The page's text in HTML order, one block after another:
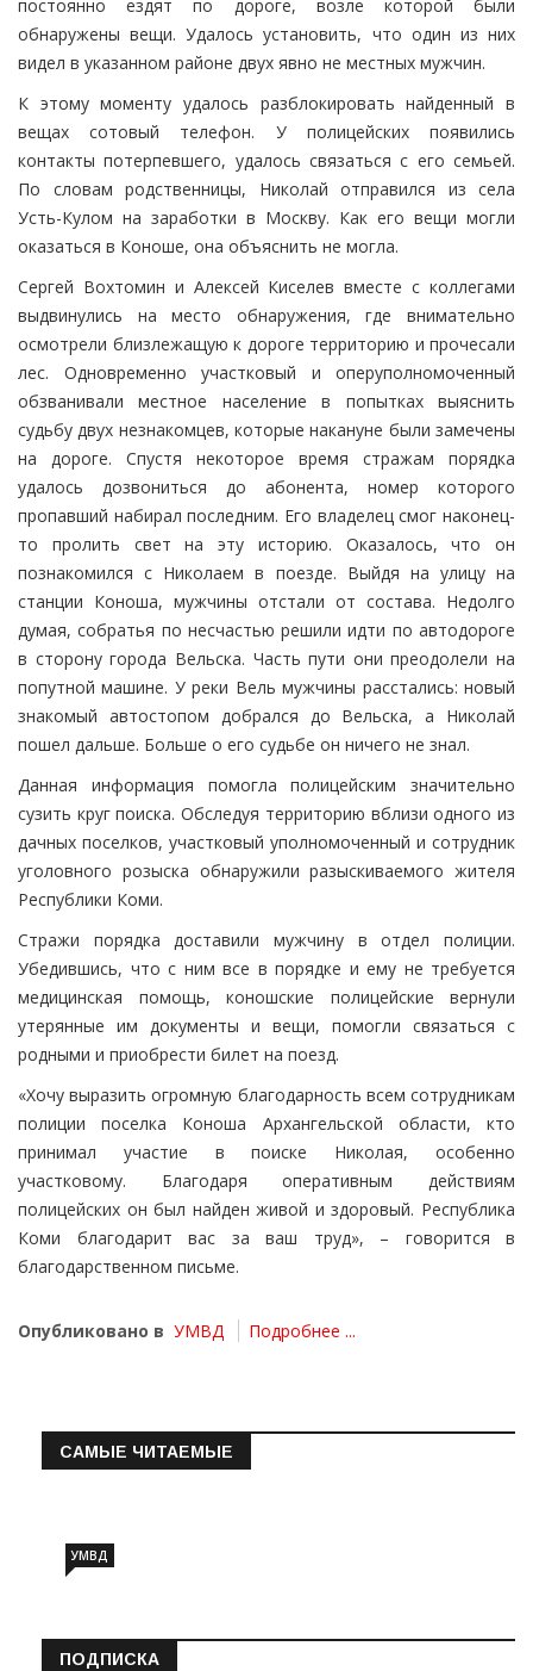
постоянно ездят по дороге, возле которой были
обнаружены вещи. Удалось установить, что один из них
видел в указанном районе двух явно не местных мужчин.
К этому моменту удалось разблокировать найденный в
вещах сотовый телефон. У полицейских появились
контакты потерпевшего, удалось связаться с его семьей.
По словам родственницы, Николай отправился из села
Усть-Кулом на заработки в Москву. Как его вещи могли
оказаться в Коноше, она объяснить не могла.
Сергей Вохтомин и Алексей Киселев вместе с коллегами
выдвинулись на место обнаружения, где внимательно
осмотрели близлежащую к дороге территорию и прочесали
лес. Одновременно участковый и оперуполномоченный
обзванивали местное население в попытках выяснить
судьбу двух незнакомцев, которые накануне были замечены
на дороге. Спустя некоторое время стражам порядка
удалось дозвониться до абонента, номер которого
пропавший набирал последним. Его владелец смог наконец-
то пролить свет на эту историю. Оказалось, что он
познакомился с Николаем в поезде. Выйдя на улицу на
станции Коноша, мужчины отстали от состава. Недолго
думая, собратья по несчастью решили идти по автодороге
в сторону города Вельска. Часть пути они преодолели на
попутной машине. У реки Вель мужчины расстались: новый
знакомый автостопом добрался до Вельска, а Николай
пошел дальше. Больше о его судьбе он ничего не знал.
Данная информация помогла полицейским значительно
сузить круг поиска. Обследуя территорию вблизи одного из
дачных поселков, участковый уполномоченный и сотрудник
уголовного розыска обнаружили разыскиваемого жителя
Республики Коми.
Стражи порядка доставили мужчину в отдел полиции.
Убедившись, что с ним все в порядке и ему не требуется
медицинская помощь, коношские полицейские вернули
утерянные им документы и вещи, помогли связаться с
родными и приобрести билет на поезд.
«Хочу выразить огромную благодарность всем сотрудникам
полиции поселка Коноша Архангельской области, кто
принимал участие в поиске Николая, особенно
участковому. Благодаря оперативным действиям
полицейских он был найден живой и здоровый. Республика
Коми благодарит вас за ваш труд», – говорится в
благодарственном письме.
Опубликовано в УМВД Подробнее ...
САМЫЕ ЧИТАЕМЫЕ
УМВД
ПОДПИСКА